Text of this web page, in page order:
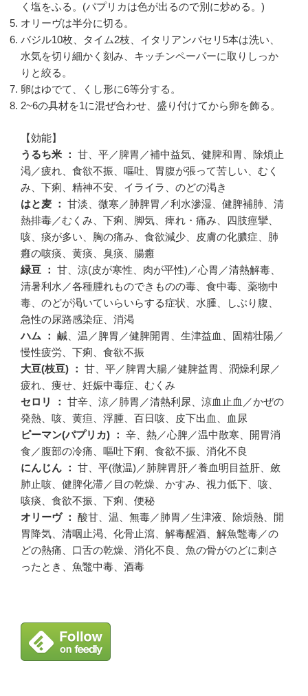
く塩をふる。(パプリカは色が出るので別に炒める。)
オリーヴは半分に切る。
バジル10枚、タイム2枝、イタリアンパセリ5本は洗い、
水気を切り細かく刻み、キッチンペーパーに取りしっか
りと絞る。
卵はゆでて、くし形に6等分する。
2~6の具材を1に混ぜ合わせ、盛り付けてから卵を飾る。
【効能】
うるち米 ： 甘、平／脾胃／補中益気、健脾和胃、除煩止
渇／疲れ、食欲不振、嘔吐、胃腹が張って苦しい、むく
み、下痢、精神不安、イライラ、のどの渇き
はと麦 ： 甘淡、微寒／肺脾胃／利水滲湿、健脾補肺、清
熱排毒／むくみ、下痢、脚気、痺れ・痛み、四肢痙攣、
咳、痰が多い、胸の痛み、食欲減少、皮膚の化膿症、肺
癰の咳痰、黄痰、臭痰、腸癰
緑豆 ： 甘、涼(皮が寒性、肉が平性)／心胃／清熱解毒、
清暑利水／各種腫れものできものの毒、食中毒、薬物中
毒、のどが渇いていらいらする症状、水腫、しぶり腹、
急性の尿路感染症、消渇
ハム ： 鹹、温／脾胃／健脾開胃、生津益血、固精壮陽／
慢性疲労、下痢、食欲不振
大豆(枝豆) ： 甘、平／脾胃大腸／健脾益胃、潤燥利尿／
疲れ、痩せ、妊娠中毒症、むくみ
セロリ ： 甘辛、涼／肺胃／清熱利尿、涼血止血／かぜの
発熱、咳、黄疸、浮腫、百日咳、皮下出血、血尿
ピーマン(パプリカ) ： 辛、熱／心脾／温中散寒、開胃消
食／腹部の冷痛、嘔吐下痢、食欲不振、消化不良
にんじん ： 甘、平(微温)／肺脾胃肝／養血明目益肝、斂
肺止咳、健脾化滞／目の乾燥、かすみ、視力低下、咳、
咳痰、食欲不振、下痢、便秘
オリーヴ ： 酸甘、温、無毒／肺胃／生津液、除煩熱、開
胃降気、清咽止渇、化骨止瀉、解毒醒酒、解魚鼈毒／の
どの熱痛、口舌の乾燥、消化不良、魚の骨がのどに刺さ
ったとき、魚鼈中毒、酒毒